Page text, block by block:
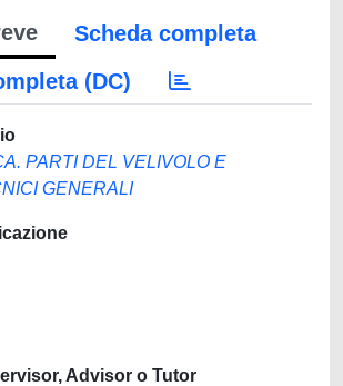
Scheda completa
(DC)
PARTI DEL VELIVOLO E
GENERALI
Advisor o Tutor